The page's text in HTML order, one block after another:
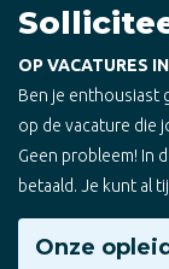
OP VACATURES
Ben je enthousiast
op de vacature die
Geen probleem! In
betaald. Je kunt al
Onze